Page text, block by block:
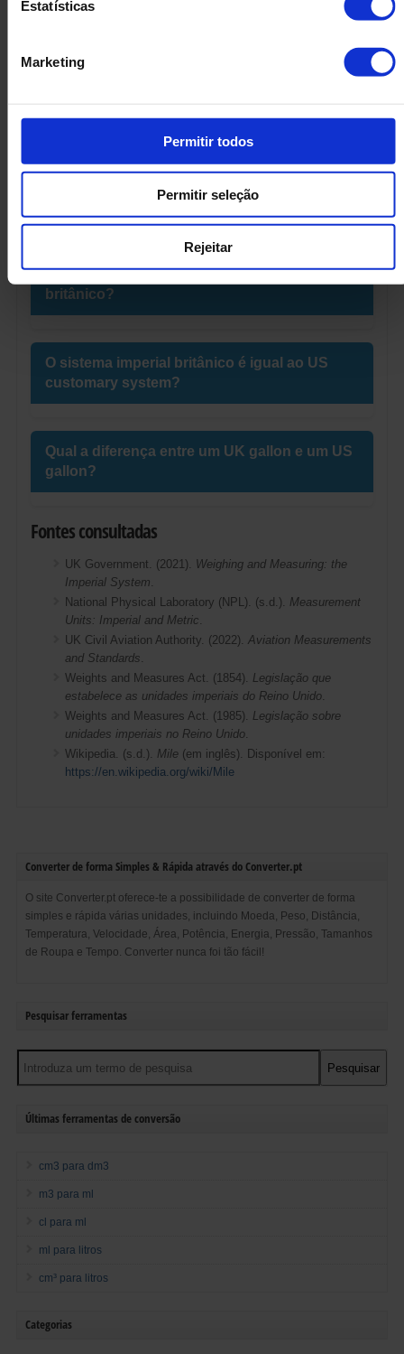
Estatísticas
Marketing
Permitir todos
Permitir seleção
Rejeitar
1 yard ≈ 0,9144 m (NPL, s.d.). Use a
calculadora yard →
m.
1 inch ≈ 2,54 cm (NPL, s.d.). Use a
1 pound ≈ 0,4536 kg (NPL, s.d.). Use acalculadora lbs →
Perguntas Frequentes
Onde ainda se utiliza o sistema imperial
britânico?
O sistema imperial britânico é igual ao US
customary system?
Qual a diferença entre um UK gallon e um US
gallon?
Fontes consultadas
UK Government. (2021). Weighing and Measuring: the
Imperial System
National Physical Laboratory (NPL). (s.d.). Measurement
Units: Imperial and Metric
UK Civil Aviation Authority. (2022). Aviation Measurements
and Standards
Weights and Measures Act. (1854). Legislação que
estabelece as unidades imperiais do Reino Unido.
Weights and Measures Act. (1985). Legislação sobre
unidades imperiais no Reino Unido.
Wikipedia. (s.d.). Mile(em inglês). Disponível em:
https://en.wikipedia.org/wiki/Mile
Converter de forma Simples & Rápida através do Converter.pt
O site Converter.pt oferece-te a possibilidade de converter de forma
simples e rápida várias unidades, incluindo Moeda, Peso, Distância,
Temperatura, Velocidade, Área, Potência, Energia, Pressão, Tamanhos
de Roupa e Tempo. Converter nunca foi tão fácil!
Pesquisar ferramentas
Pesquisar
Últimas ferramentas de conversão
cm3 para dm3
m3 para ml
cl para ml
ml para litros
cm³ para litros
Categorias